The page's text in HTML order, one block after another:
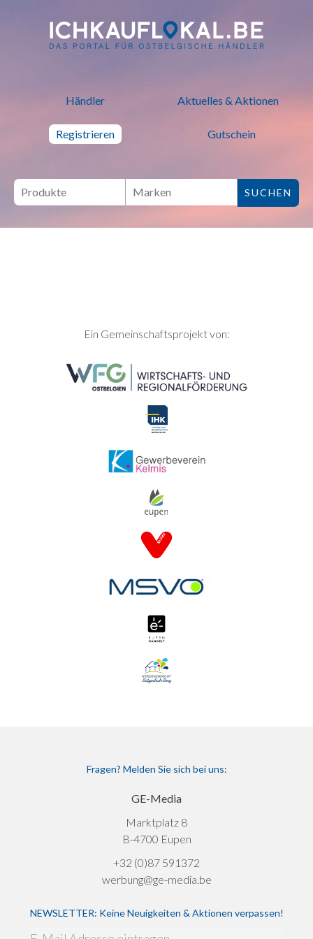
ich kauf lokal - Bei lokalen
Händler Aktuelles & Aktionen
Registrieren Gutschein
SEITENFUSSEin Gemeinschaftsprojekt von:
Fragen? Melden Sie sich bei uns:
GE-Media
Marktplatz 8
B-4700 Eupen
+32 (0)87 591372
werbung@ge-media.be
NEWSLETTER: Keine Neuigkeiten & Aktionen verpassen!